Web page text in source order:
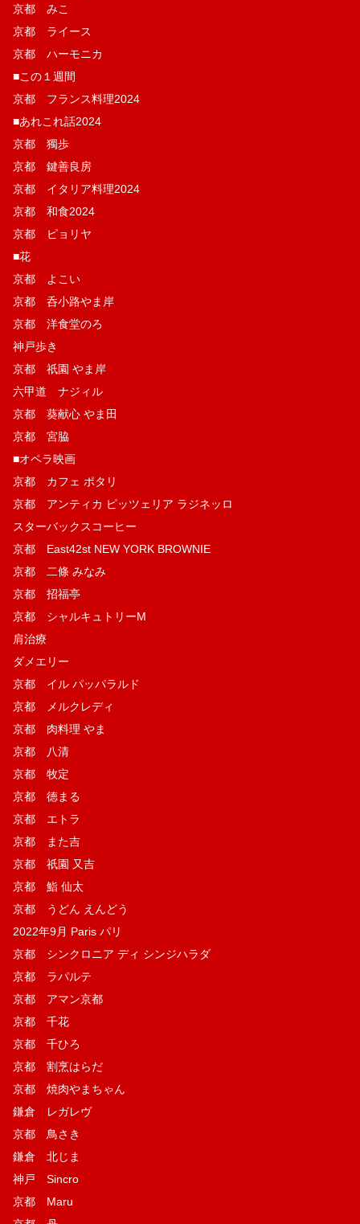
京都 みこ
京都 ライース
京都 ハーモニカ
■この１週間
京都 フランス料理2024
■あれこれ話2024
京都 獨歩
京都 鍵善良房
京都 イタリア料理2024
京都 和食2024
京都 ピョリヤ
■花
京都 よこい
京都 呑小路やま岸
京都 洋食堂のろ
神戸歩き
京都 祇園 やま岸
六甲道 ナジィル
京都 葵献心 やま田
京都 宮脇
■オペラ映画
京都 カフェ ポタリ
京都 アンティカ ピッツェリア ラジネッロ
スターバックスコーヒー
京都 East42st NEW YORK BROWNIE
京都 二條 みなみ
京都 招福亭
京都 シャルキュトリーM
肩治療
ダメエリー
京都 イル パッパラルド
京都 メルクレディ
京都 肉料理 やま
京都 八清
京都 牧定
京都 徳まる
京都 エトラ
京都 また吉
京都 祇園 又吉
京都 鮨 仙太
京都 うどん えんどう
2022年9月 Paris パリ
京都 シンクロニア ディ シンジハラダ
京都 ラパルテ
京都 アマン京都
京都 千花
京都 千ひろ
京都 割烹はらだ
京都 焼肉やまちゃん
鎌倉 レガレヴ
京都 鳥さき
鎌倉 北じま
神戸 Sincro
京都 Maru